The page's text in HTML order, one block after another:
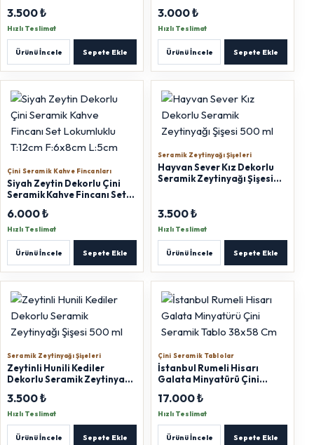
3.500 ₺
Hızlı Teslimat
Ürünü İncele Sepete Ekle
F:6x8cm L:5cm
3.000 ₺
Hızlı Teslimat
Ürünü İncele Sepete Ekle
Çini Seramik Kahve Fincanları
Siyah Zeytin Dekorlu Çini
Seramik Kahve Fincanı Set
L:5cm
6.000 ₺
Hızlı Teslimat
Ürünü İncele Sepete Ekle
Seramik Zeytinyağı Şişeleri
Hayvan Sever Kız Dekorlu
Seramik Zeytinyağı Şişesi
3.500 ₺
Hızlı Teslimat
Ürünü İncele Sepete Ekle
Seramik Zeytinyağı Şişeleri
Zeytinli Hunili Kediler
Dekorlu Seramik Zeytinyağı
3.500 ₺
Hızlı Teslimat
Ürünü İncele Sepete Ekle
Çini Seramik Tablolar
İstanbul Rumeli Hisarı
Galata Minyatürü Çini
17.000 ₺
Hızlı Teslimat
Ürünü İncele Sepete Ekle